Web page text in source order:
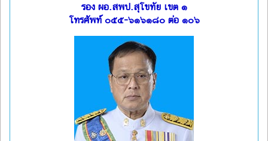
รอง ผอ.สพป.สุโขทัย เขต ๑
โทรศัพท์ ๐๕๕-๖๑๖๑๘๐ ต่อ ๑๐๖